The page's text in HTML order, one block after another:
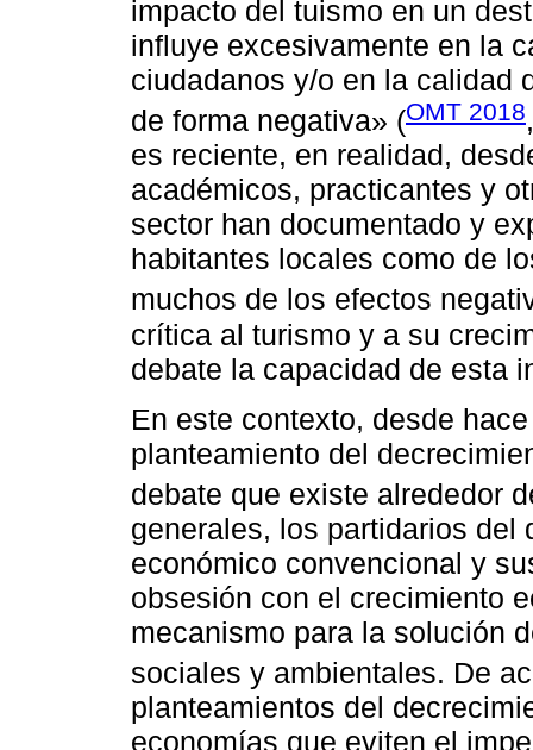
impacto del tuismo en un
influye excesivamente en la
ciudadanos y/o en la calidad
de forma negativa» (OMT 2018
es reciente, en realidad,
académicos, practicantes y
sector han documentado y
habitantes locales como de
muchos de los efectos
crítica al turismo y a su
debate la capacidad de esta
En este contexto, desde
planteamiento del
debate que existe alrededor
generales, los partidarios del
económico convencional y
obsesión con el crecimiento
mecanismo para la solución
sociales y ambientales. De
planteamientos del
economías que eviten el